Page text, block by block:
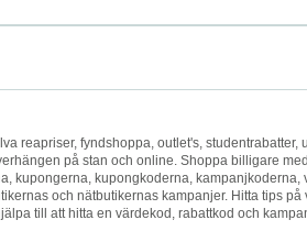
reapriser, fyndshoppa, outlet's, studentrabatter,
på stan och online. Shoppa billigare
kupongerna, kupongkoderna, kampanjkoderna,
och nätbutikernas kampanjer. Hitta tips på
till att hitta en värdekod, rabattkod och